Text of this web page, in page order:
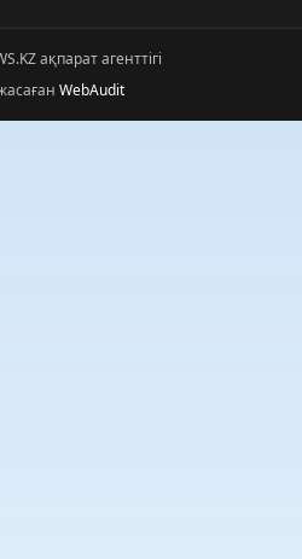
ақпарат агенттігі
WebAudit